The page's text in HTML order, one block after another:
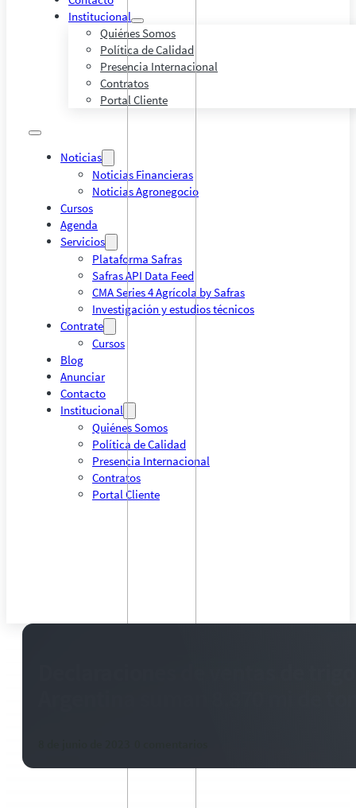
Institucional
Quiénes Somos
Política de Calidad
Presencia Internacional
Contratos
Portal Cliente
Noticias
Noticias Financieras
Noticias Agronegocio
Cursos
Agenda
Servicios
Plataforma Safras
Safras API Data Feed
CMA Series 4 Agrícola by Safras
Investigación y estudios técnicos
Contrate
Cursos
Blog
Anunciar
Contacto
Institucional
Quiénes Somos
Política de Calidad
Presencia Internacional
Contratos
Portal Cliente